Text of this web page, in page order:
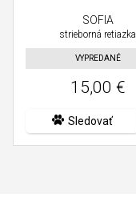
SOFIA
strieborná retiazka
VYPREDANÉ
15,00 €
Sledovať